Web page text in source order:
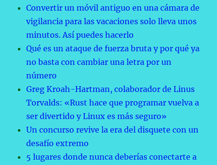
Convertir un móvil antiguo en una cámara de
vigilancia para las vacaciones solo lleva unos
minutos. Así puedes hacerlo
Qué es un ataque de fuerza bruta y por qué ya
no basta con cambiar una letra por un
número
Greg Kroah-Hartman, colaborador de Linus
Torvalds: «Rust hace que programar vuelva a
ser divertido y Linux es más seguro»
Un concurso revive la era del disquete con un
desafío extremo
5 lugares donde nunca deberías conectarte a